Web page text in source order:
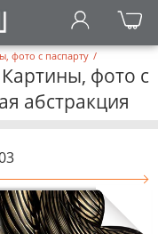
фото с паспарту /
фото с
абстракция